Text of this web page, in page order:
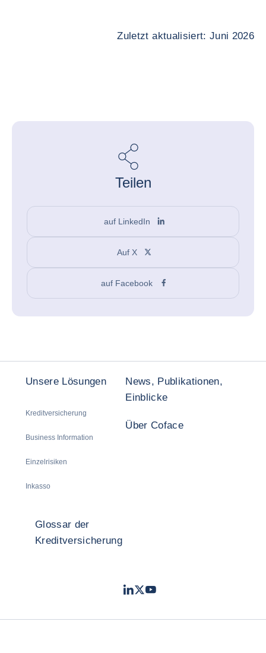
Zuletzt aktualisiert: Juni 2026
Teilen
auf LinkedIn
Auf X
auf Facebook
Unsere Lösungen
Kreditversicherung
Business Information
Einzelrisiken
Inkasso
News, Publikationen,
Einblicke
Über Coface
Glossar der
Kreditversicherung
LinkedIn
TwitterYoutube